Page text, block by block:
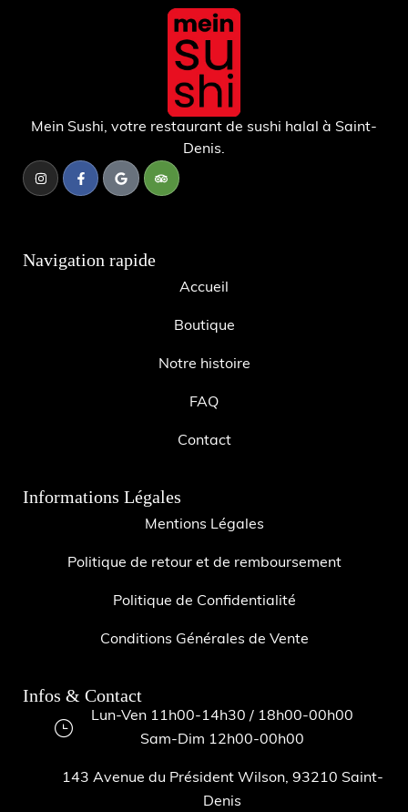
Mein Sushi, votre restaurant de sushi halal à Saint-
Denis.
Navigation rapide
Accueil
Boutique
Notre histoire
FAQ
Contact
Informations Légales
Mentions Légales
Politique de retour et de remboursement
Politique de Confidentialité
Conditions Générales de Vente
Infos & Contact
Lun-Ven 11h00-14h30 / 18h00-00h00
Sam-Dim 12h00-00h00
143 Avenue du Président Wilson, 93210 Saint-
Denis